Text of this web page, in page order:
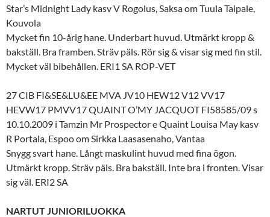
Star’s Midnight Lady kasv V Rogolus, Saksa om Tuula Taipale,
Kouvola
Mycket fin 10-årig hane. Underbart huvud. Utmärkt kropp &
bakställ. Bra framben. Sträv päls. Rör sig & visar sig med fin stil.
Mycket väl bibehållen. ERI1 SA ROP-VET
27 CIB FI&SE&LU&EE MVA JV10 HEW12 V12 VV17
HEVW17 PMVV17 QUAINT O’MY JACQUOT FI58585/09 s
10.10.2009 i Tamzin Mr Prospector e Quaint Louisa May kasv
R Portala, Espoo om Sirkka Laasasenaho, Vantaa
Snygg svart hane. Långt maskulint huvud med fina ögon.
Utmärkt kropp. Sträv päls. Bra bakställ. Inte bra i fronten. Visar
sig väl. ERI2 SA
NARTUT JUNIORILUOKKA